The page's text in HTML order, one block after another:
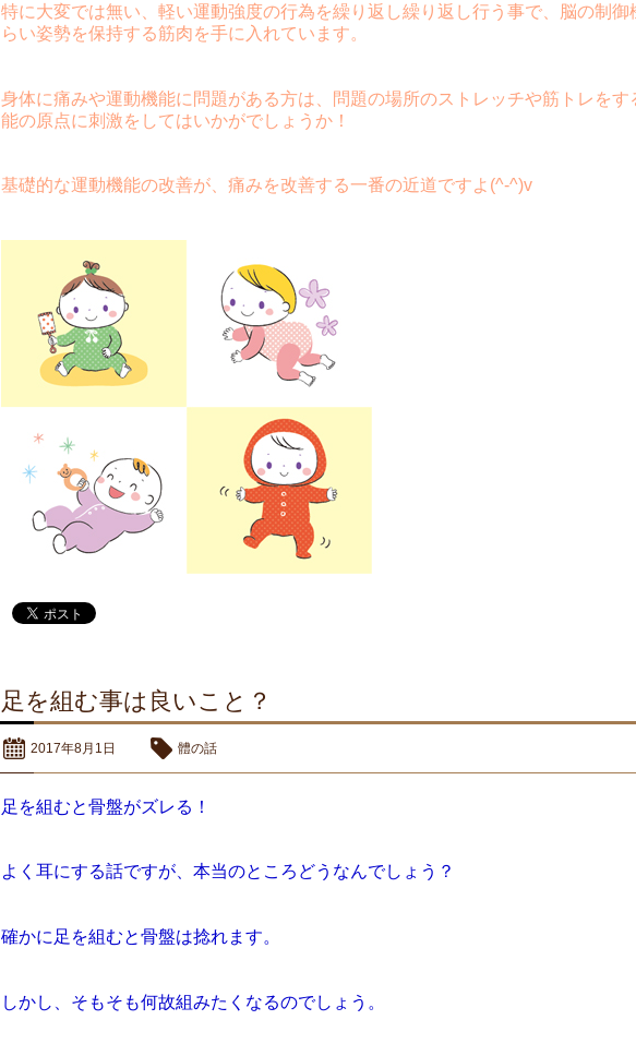
特に大変では無い、軽い運動強度の行為を繰り返し繰り返し行う事で、脳の制御
らい姿勢を保持する筋肉を手に入れています。
身体に痛みや運動機能に問題がある方は、問題の場所のストレッチや筋トレをす
能の原点に刺激をしてはいかがでしょうか！
基礎的な運動機能の改善が、痛みを改善する一番の近道ですよ(^-^)v
足を組む事は良いこと？
2017年8月1日 體の話
足を組むと骨盤がズレる！
よく耳にする話ですが、本当のところどうなんでしょう？
確かに足を組むと骨盤は捻れます。
しかし、そもそも何故組みたくなるのでしょう。